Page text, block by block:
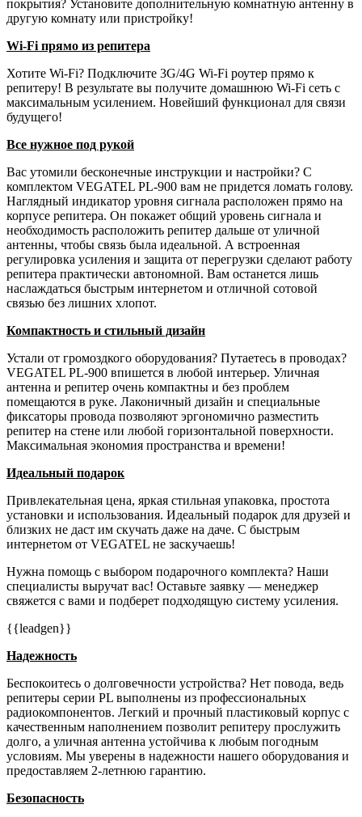
покрытия? Установите дополнительную комнатную антенну в
другую комнату или пристройку!
Wi-Fi прямо из репитера
Хотите Wi-Fi? Подключите 3G/4G Wi-Fi роутер прямо к
репитеру! В результате вы получите домашнюю Wi-Fi сеть с
максимальным усилением. Новейший функционал для связи
будущего!
Все нужное под рукой
Вас утомили бесконечные инструкции и настройки? С
комплектом VEGATEL PL-900 вам не придется ломать голову.
Наглядный индикатор уровня сигнала расположен прямо на
корпусе репитера. Он покажет общий уровень сигнала и
необходимость расположить репитер дальше от уличной
антенны, чтобы связь была идеальной. А встроенная
регулировка усиления и защита от перегрузки сделают работу
репитера практически автономной. Вам останется лишь
наслаждаться быстрым интернетом и отличной сотовой
связью без лишних хлопот.
Компактность и стильный дизайн
Устали от громоздкого оборудования? Путаетесь в проводах?
VEGATEL PL-900 впишется в любой интерьер. Уличная
антенна и репитер очень компактны и без проблем
помещаются в руке. Лаконичный дизайн и специальные
фиксаторы провода позволяют эргономично разместить
репитер на стене или любой горизонтальной поверхности.
Максимальная экономия пространства и времени!
Идеальный подарок
Привлекательная цена, яркая стильная упаковка, простота
установки и использования. Идеальный подарок для друзей и
близких не даст им скучать даже на даче. С быстрым
интернетом от VEGATEL не заскучаешь!
Нужна помощь с выбором подарочного комплекта? Наши
специалисты выручат вас! Оставьте заявку — менеджер
свяжется с вами и подберет подходящую систему усиления.
{{leadgen}}
Надежность
Беспокоитесь о долговечности устройства? Нет повода, ведь
репитеры серии PL выполнены из профессиональных
радиокомпонентов. Легкий и прочный пластиковый корпус с
качественным наполнением позволит репитеру прослужить
долго, а уличная антенна устойчива к любым погодным
условиям. Мы уверены в надежности нашего оборудования и
предоставляем 2-летнюю гарантию.
Безопасность